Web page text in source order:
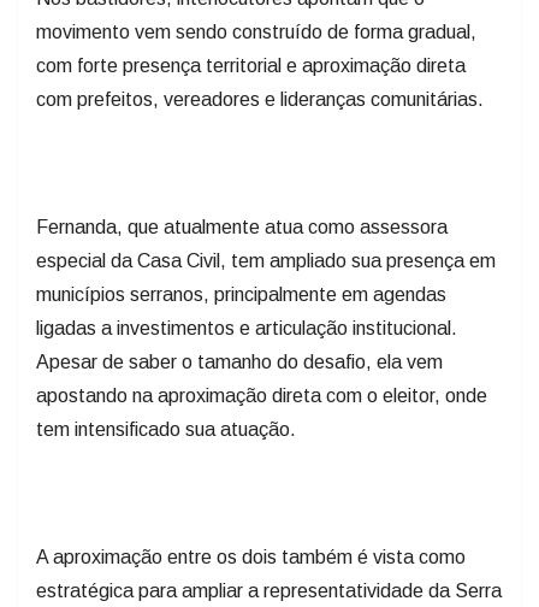
movimento vem sendo construído de forma gradual,
com forte presença territorial e aproximação direta
com prefeitos, vereadores e lideranças comunitárias.
Fernanda, que atualmente atua como assessora
especial da Casa Civil, tem ampliado sua presença em
municípios serranos, principalmente em agendas
ligadas a investimentos e articulação institucional.
Apesar de saber o tamanho do desafio, ela vem
apostando na aproximação direta com o eleitor, onde
tem intensificado sua atuação.
A aproximação entre os dois também é vista como
estratégica para ampliar a representatividade da Serra